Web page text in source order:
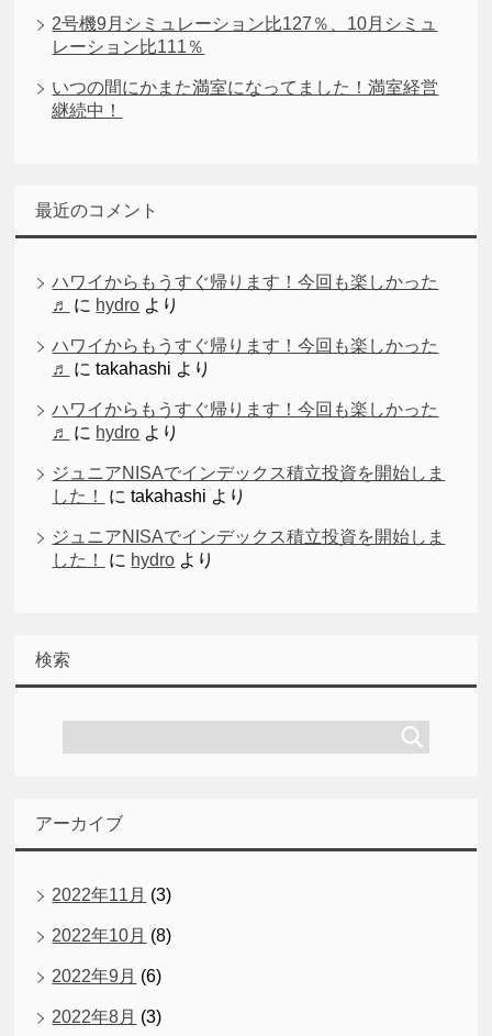
2号機9月シミュレーション比127％、10月シミュ
レーション比111％
いつの間にかまた満室になってました！満室経営
継続中！
最近のコメント
ハワイからもうすぐ帰ります！今回も楽しかった
♬
に hydro より
ハワイからもうすぐ帰ります！今回も楽しかった
♬
にtakahashi より
ハワイからもうすぐ帰ります！今回も楽しかった
♬
に hydro より
ジュニアNISAでインデックス積立投資を開始しま
した！
にtakahashi より
ジュニアNISAでインデックス積立投資を開始しま
した！
に hydro より
検索
アーカイブ
2022年11月 (3)
2022年10月 (8)
2022年9月 (6)
2022年8月 (3)